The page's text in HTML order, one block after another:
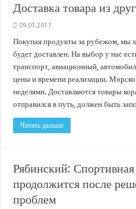
Доставка товара из
09.01.2017
Покупая продукты за рубежом, мы
будет доставлен. На выбор у нас
транспорт, авиационный,
цены и времени реализации.
неделями. Доставляются товары
отправился в путь, должен быть
Читать дальше
Рябинский:
продолжится после
проблем